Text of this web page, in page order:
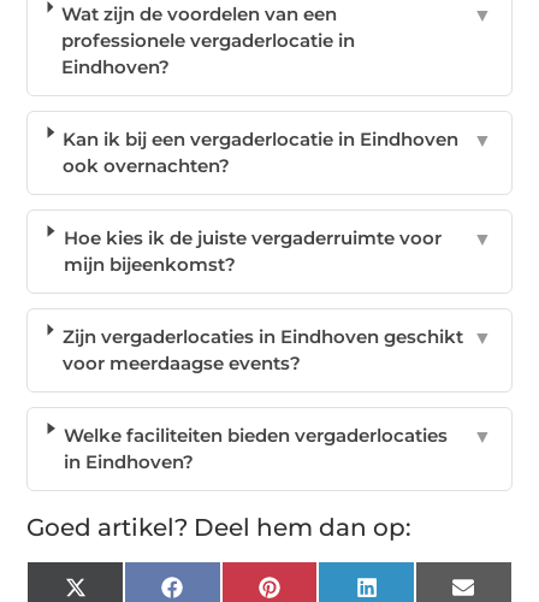
Wat zijn de voordelen van een
professionele vergaderlocatie in
Eindhoven?
▼
Kan ik bij een vergaderlocatie in Eindhoven
ook overnachten?
▼
Hoe kies ik de juiste vergaderruimte voor
mijn bijeenkomst?
▼
Zijn vergaderlocaties in Eindhoven geschikt
voor meerdaagse events?
▼
Welke faciliteiten bieden vergaderlocaties
in Eindhoven?
▼
Goed artikel? Deel hem dan op:
X FacebookPinterest LinkedIn Email